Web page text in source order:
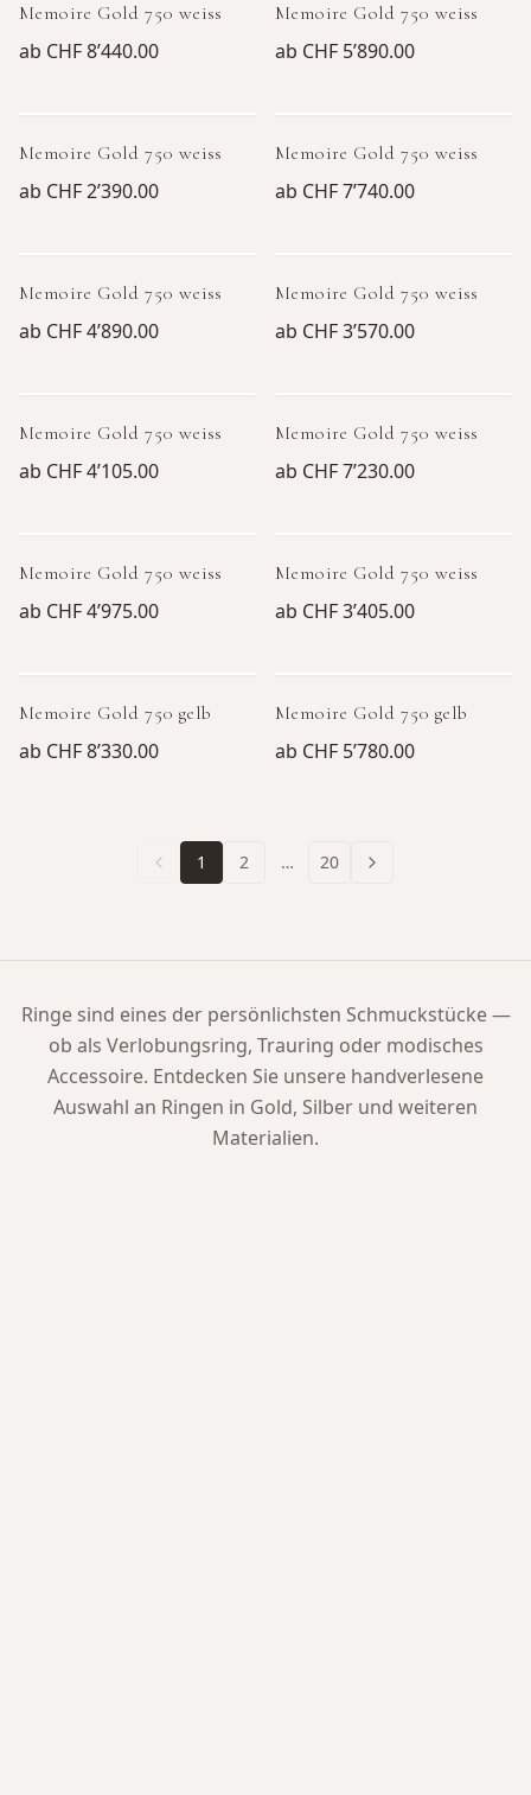
Memoire Gold 750 weiss
ab CHF 8’440.00
Memoire Gold 750 weiss
ab CHF 5’890.00
Memoire Gold 750 weiss
ab CHF 2’390.00
Memoire Gold 750 weiss
ab CHF 7’740.00
Memoire Gold 750 weiss
ab CHF 4’890.00
Memoire Gold 750 weiss
ab CHF 3’570.00
Memoire Gold 750 weiss
ab CHF 4’105.00
Memoire Gold 750 weiss
ab CHF 7’230.00
Memoire Gold 750 weiss
ab CHF 4’975.00
Memoire Gold 750 weiss
ab CHF 3’405.00
Memoire Gold 750 gelb
ab CHF 8’330.00
Memoire Gold 750 gelb
ab CHF 5’780.00
1 2 … 20
Ringe sind eines der persönlichsten Schmuckstücke —
ob als Verlobungsring, Trauring oder modisches
Accessoire. Entdecken Sie unsere handverlesene
Auswahl an Ringen in Gold, Silber und weiteren
Materialien.